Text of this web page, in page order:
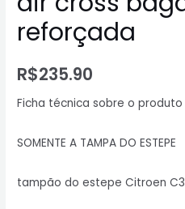
reforçada
R$235.90
Ficha técnica sobre o produto
SOMENTE A TAMPA DO ESTEPE
tampão do estepe Citroen